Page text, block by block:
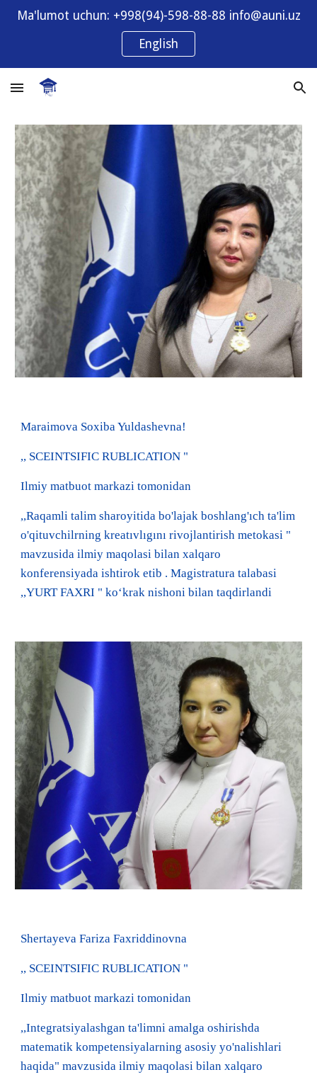
Ma'lumot uchun: +998(94)-598-88-88 info@auni.uz
English
Maraimova Soxiba Yuldashevna!
,, SCEINTSIFIC RUBLICATION "
Ilmiy matbuot markazi tomonidan
,,Raqamli talim sharoyitida bo'lajak boshlang'ıch ta'lim
o'qituvchilrning kreatıvlıgını rivojlantirish metokasi "
mavzusida ilmiy maqolasi bilan xalqaro
konferensiyada ishtirok etib . Magistratura talabasi
,,YURT FAXRI " koʻkrak nishoni bilan taqdirlandi
Shertayeva Fariza Faxriddinovna
,, SCEINTSIFIC RUBLICATION "
Ilmiy matbuot markazi tomonidan
,,Integratsiyalashgan ta'limni amalga oshirishda
matematik kompetensiyalarning asosiy yo'nalishlari
haqida" mavzusida ilmiy maqolasi bilan xalqaro